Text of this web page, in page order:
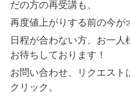
だの方の再受講も、
再度値上がりする前の今が
日程が合わない方、お一人
お待ちしております！
お問い合わせ、リクエスト
クリック。